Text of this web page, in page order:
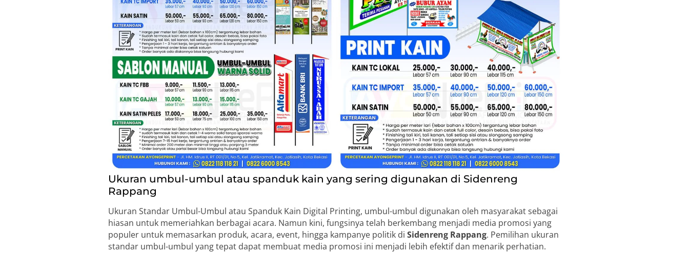
Ukuran umbul-umbul atau spanduk kain yang sering digunakan di Sidenreng
Rappang
Ukuran Standar Umbul-Umbul atau Spanduk Kain Digital Printing, umbul-umbul digunakan oleh masyarakat sebagai
hiasan untuk memeriahkan berbagai acara. Namun kini, fungsinya telah berkembang menjadi media promosi yang
populer untuk memasarkan produk, acara, event, hingga kampanye politik diSidenreng Rappang. Pemilihan ukuran
standar umbul-umbul yang tepat dapat membuat media promosi ini menjadi lebih efektif dan menarik perhatian.